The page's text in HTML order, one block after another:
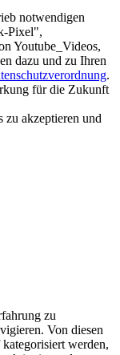
notwendigen
Pixel",
Youtube_Videos,
dazu und zu Ihren
.
für die Zukunft
zu akzeptieren und
zu
Von diesen
werden,